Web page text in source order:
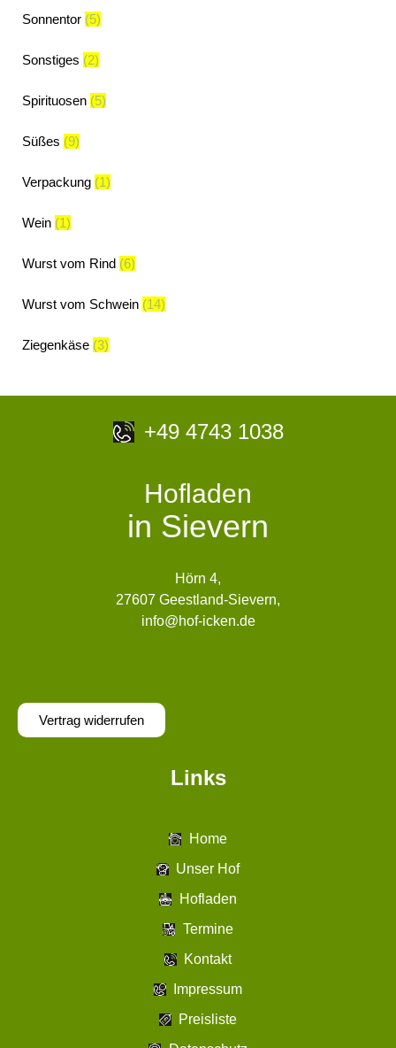
Sonnentor (5)
Sonstiges (2)
Spirituosen (5)
Süßes (9)
Verpackung (1)
Wein (1)
Wurst vom Rind (6)
Wurst vom Schwein (14)
Ziegenkäse (3)
+49 4743 1038
Hofladen
in Sievern
Hörn 4,
27607 Geestland-Sievern,
info@hof-icken.de
Vertrag widerrufen
Links
Home
Unser Hof
Hofladen
Termine
Kontakt
Impressum
Preisliste